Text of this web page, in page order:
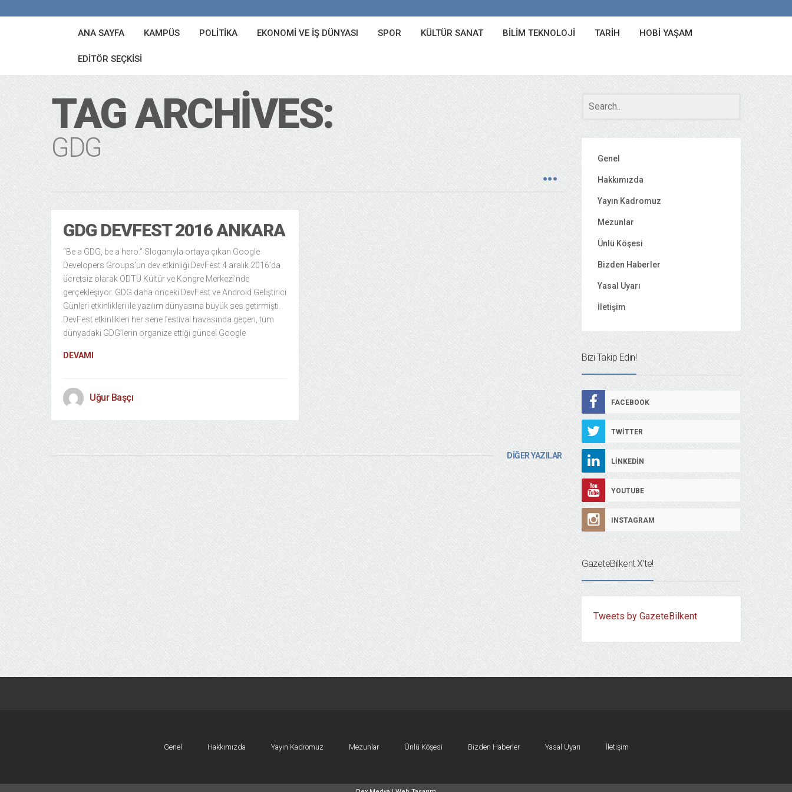
ANA SAYFA KAMPÜS POLITIKA EKONOMI VE İŞ DÜNYASI SPOR KÜLTÜR SANAT BILIM TEKNOLOJI TARIH HOBI YAŞAM
EDITÖR SEÇKISI
TAG ARCHIVES:
GDG
GDG DEVFEST 2016 ANKARA
“Be a GDG, be a hero.” Sloganıyla ortaya çıkan Google
Developers Groups’un dev etkinliği DevFest 4 aralık 2016’da
ücretsiz olarak ODTÜ Kültür ve Kongre Merkezi’nde
gerçekleşiyor. GDG daha önceki DevFest ve Android Geliştirici
Günleri etkinlikleri ile yazılım dünyasına büyük ses getirmişti.
DevFest etkinlikleri her sene festival havasında geçen, tüm
dünyadaki GDG’lerin organize ettiği güncel Google
DEVAMI
Uğur Başçı
DİĞER YAZILAR
Genel
Hakkımızda
Yayın Kadromuz
Mezunlar
Ünlü Köşesi
Bizden Haberler
Yasal Uyarı
İletişim
Bizi Takip Edin!
FACEBOOK
TWITTER
LINKEDIN
YOUTUBE
INSTAGRAM
GazeteBilkent X’te!
Tweets by GazeteBilkent
Genel Hakkımızda Yayın Kadromuz Mezunlar Ünlü Köşesi Bizden Haberler Yasal Uyarı İletişim